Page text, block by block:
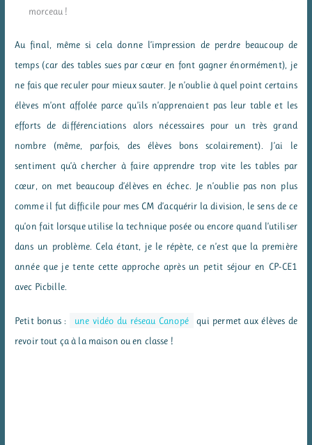
morceau !
Au final, même si cela donne l’impression de perdre beaucoup de
temps (car des tables sues par cœur en font gagner énormément), je
ne fais que reculer pour mieux sauter. Je n’oublie à quel point certains
élèves m’ont affolée parce qu’ils n’apprenaient pas leur table et les
efforts de différenciations alors nécessaires pour un très grand
nombre (même, parfois, des élèves bons scolairement). J’ai le
sentiment qu’à chercher à faire apprendre trop vite les tables par
cœur, on met beaucoup d’élèves en échec. Je n’oublie pas non plus
comme il fut difficile pour mes CM d’acquérir la division, le sens de ce
qu’on fait lorsque utilise la technique posée ou encore quand l’utiliser
dans un problème. Cela étant, je le répète, ce n’est que la première
année que je tente cette approche après un petit séjour en CP-CE1
avec Picbille.
Petit bonus : une vidéo du réseau Canopé
qui permet aux élèves de
revoir tout ça à la maison ou en classe !